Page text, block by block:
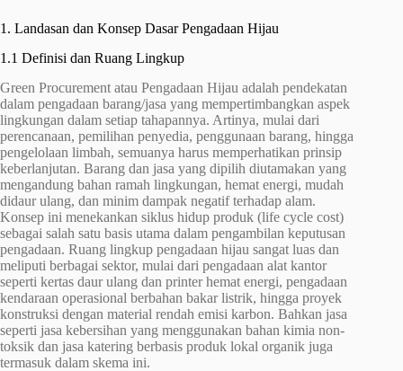
1. Landasan dan Konsep Dasar Pengadaan Hijau
1.1 Definisi dan Ruang Lingkup
Green Procurement atau Pengadaan Hijau adalah pendekatan
dalam pengadaan barang/jasa yang mempertimbangkan aspek
lingkungan dalam setiap tahapannya. Artinya, mulai dari
perencanaan, pemilihan penyedia, penggunaan barang, hingga
pengelolaan limbah, semuanya harus memperhatikan prinsip
keberlanjutan. Barang dan jasa yang dipilih diutamakan yang
mengandung bahan ramah lingkungan, hemat energi, mudah
didaur ulang, dan minim dampak negatif terhadap alam.
Konsep ini menekankan siklus hidup produk (life cycle cost)
sebagai salah satu basis utama dalam pengambilan keputusan
pengadaan. Ruang lingkup pengadaan hijau sangat luas dan
meliputi berbagai sektor, mulai dari pengadaan alat kantor
seperti kertas daur ulang dan printer hemat energi, pengadaan
kendaraan operasional berbahan bakar listrik, hingga proyek
konstruksi dengan material rendah emisi karbon. Bahkan jasa
seperti jasa kebersihan yang menggunakan bahan kimia non-
toksik dan jasa katering berbasis produk lokal organik juga
termasuk dalam skema ini.